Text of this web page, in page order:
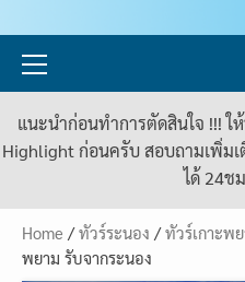
Primary
แนะนำก่อนทำการตัดสินใจ !!! ใ
Highlight ก่อนครับ สอบถามเพิ่ม
ได้ 24ช
Home /ทัวร์ระนอง /ทัวร์เกาะพ
พยาม รับจากระนอง